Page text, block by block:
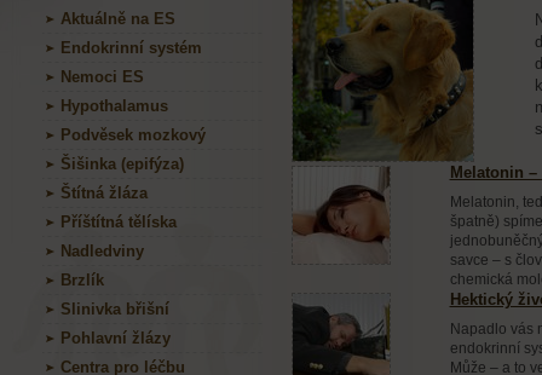
Aktuálně na ES
Endokrinní systém
Nemoci ES
Hypothalamus
Podvěsek mozkový
Šišinka (epifýza)
Štítná žláza
Příštítná tělíska
Nadledviny
Brzlík
Slinivka břišní
Pohlavní žlázy
Centra pro léčbu
Melatonin
Melatonin,
špatně)
savce – s
chemická
Hektický
Napadlo vás
endokrinní
Může – a to